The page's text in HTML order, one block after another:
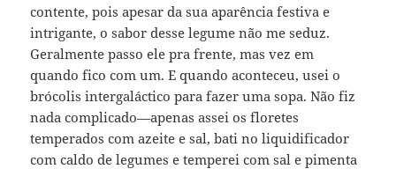
contente, pois apesar da sua aparência festiva e
intrigante, o sabor desse legume não me seduz.
Geralmente passo ele pra frente, mas vez em
quando fico com um. E quando aconteceu, usei o
brócolis intergaláctico para fazer uma sopa. Não fiz
nada complicado—apenas assei os floretes
temperados com azeite e sal, bati no liquidificador
com caldo de legumes e temperei com sal e pimenta